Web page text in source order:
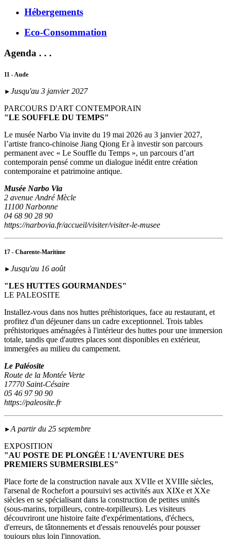
Hébergements
Eco-Consommation
Agenda . . .
11 - Aude
► Jusqu'au 3 janvier 2027
PARCOURS D'ART CONTEMPORAIN
"LE SOUFFLE DU TEMPS"
Le musée Narbo Via invite du 19 mai 2026 au 3 janvier 2027,
l’artiste franco-chinoise Jiang Qiong Er à investir son parcours
permanent avec « Le Souffle du Temps », un parcours d’art
contemporain pensé comme un dialogue inédit entre création
contemporaine et patrimoine antique.
Musée Narbo Via
2 avenue André Mècle
11100 Narbonne
04 68 90 28 90
https://narbovia.fr/accueil/visiter/visiter-le-musee
17 - Charente-Maritime
► Jusqu'au 16 août
"LES HUTTES GOURMANDES"
LE PALEOSITE
Installez-vous dans nos huttes préhistoriques, face au restaurant, et
profitez d'un déjeuner dans un cadre exceptionnel. Trois tables
préhistoriques aménagées à l'intérieur des huttes pour une immersion
totale, tandis que d'autres places sont disponibles en extérieur,
immergées au milieu du campement.
Le Paléosite
Route de la Montée Verte
17770 Saint-Césaire
05 46 97 90 90
https://paleosite.fr
►A partir du 25 septembre
EXPOSITION
"AU POSTE DE PLONGÉE ! L’AVENTURE DES
PREMIERS SUBMERSIBLES"
Place forte de la construction navale aux XVIIe et XVIIIe siècles,
l'arsenal de Rochefort a poursuivi ses activités aux XIXe et XXe
siècles en se spécialisant dans la construction de petites unités
(sous‑marins, torpilleurs, contre-torpilleurs). Les visiteurs
découvriront une histoire faite d'expérimentations, d'échecs,
d'erreurs, de tâtonnements et d'essais renouvelés pour pousser
toujours plus loin l'innovation.